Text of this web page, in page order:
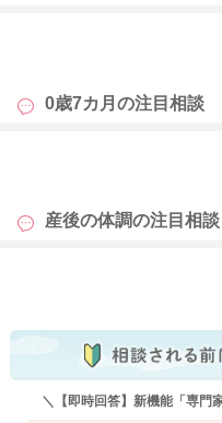
も
0歳7カ月の注目相談
も
産後の体調の注目相談
も
＼【即時回答】新機能「専門